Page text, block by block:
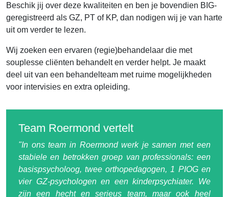
Beschik jij over deze kwaliteiten en ben je bovendien BIG-
geregistreerd als GZ, PT of KP, dan nodigen wij je van harte
uit om verder te lezen.
Wij zoeken een ervaren (regie)behandelaar die met
souplesse cliënten behandelt en verder helpt. Je maakt
deel uit van een behandelteam met ruime mogelijkheden
voor intervisies en extra opleiding.
Team Roermond vertelt
"In ons team in Roermond werk je samen met een
stabiele en betrokken groep van professionals: een
basispsycholoog, twee orthopedagogen, 1 PIOG en
vier GZ-psychologen en een kinderpsychiater. We
zijn een hecht en serieus team, maar ook heel